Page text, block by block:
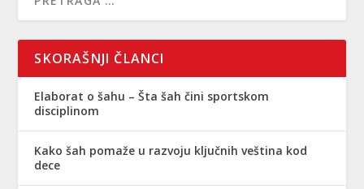
SKORAŠNJI ČLANCI
Elaborat o šahu – Šta šah čini sportskom
disciplinom
Kako šah pomaže u razvoju ključnih veština kod
dece